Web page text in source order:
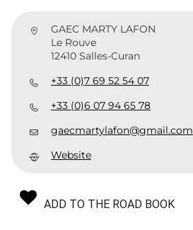
GAEC MARTY LAFON
Le Rouve
12410 Salles-Curan
+33 (0)7 69 52 54 07
+33 (0)6 07 94 65 78
gaecmartylafon@gmail.com
Website
ADD TO THE ROAD BOOK